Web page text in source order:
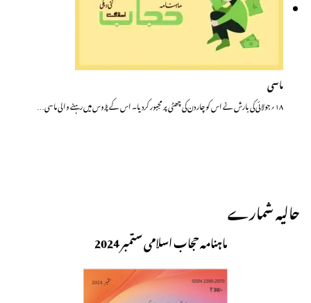
ماسی
۱۸؍جولائی کی بارش نے اس کو چار دن کی چھٹی پر مجبور کردیا۔ اس کے پڑوس میں رہنے والی ماسی…
حالیہ شمارے
ماہنامہ حجاب اسلامی ستمبر 2024